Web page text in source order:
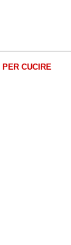
PER CUCIRE